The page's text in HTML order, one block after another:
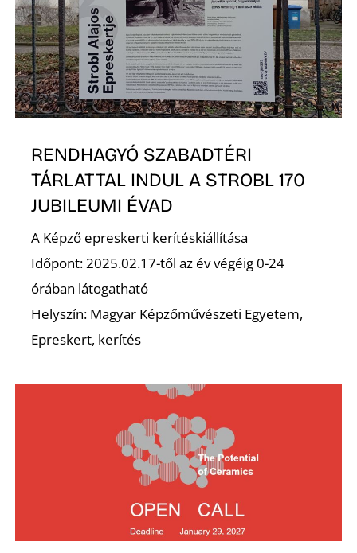
RENDHAGYÓ SZABADTÉRI
TÁRLATTAL INDUL A STROBL 170
JUBILEUMI ÉVAD
A Képző epreskerti kerítéskiállítása
Időpont: 2025.02.17-től az év végéig 0-24
órában látogatható
Helyszín: Magyar Képzőművészeti Egyetem,
Epreskert, kerítés